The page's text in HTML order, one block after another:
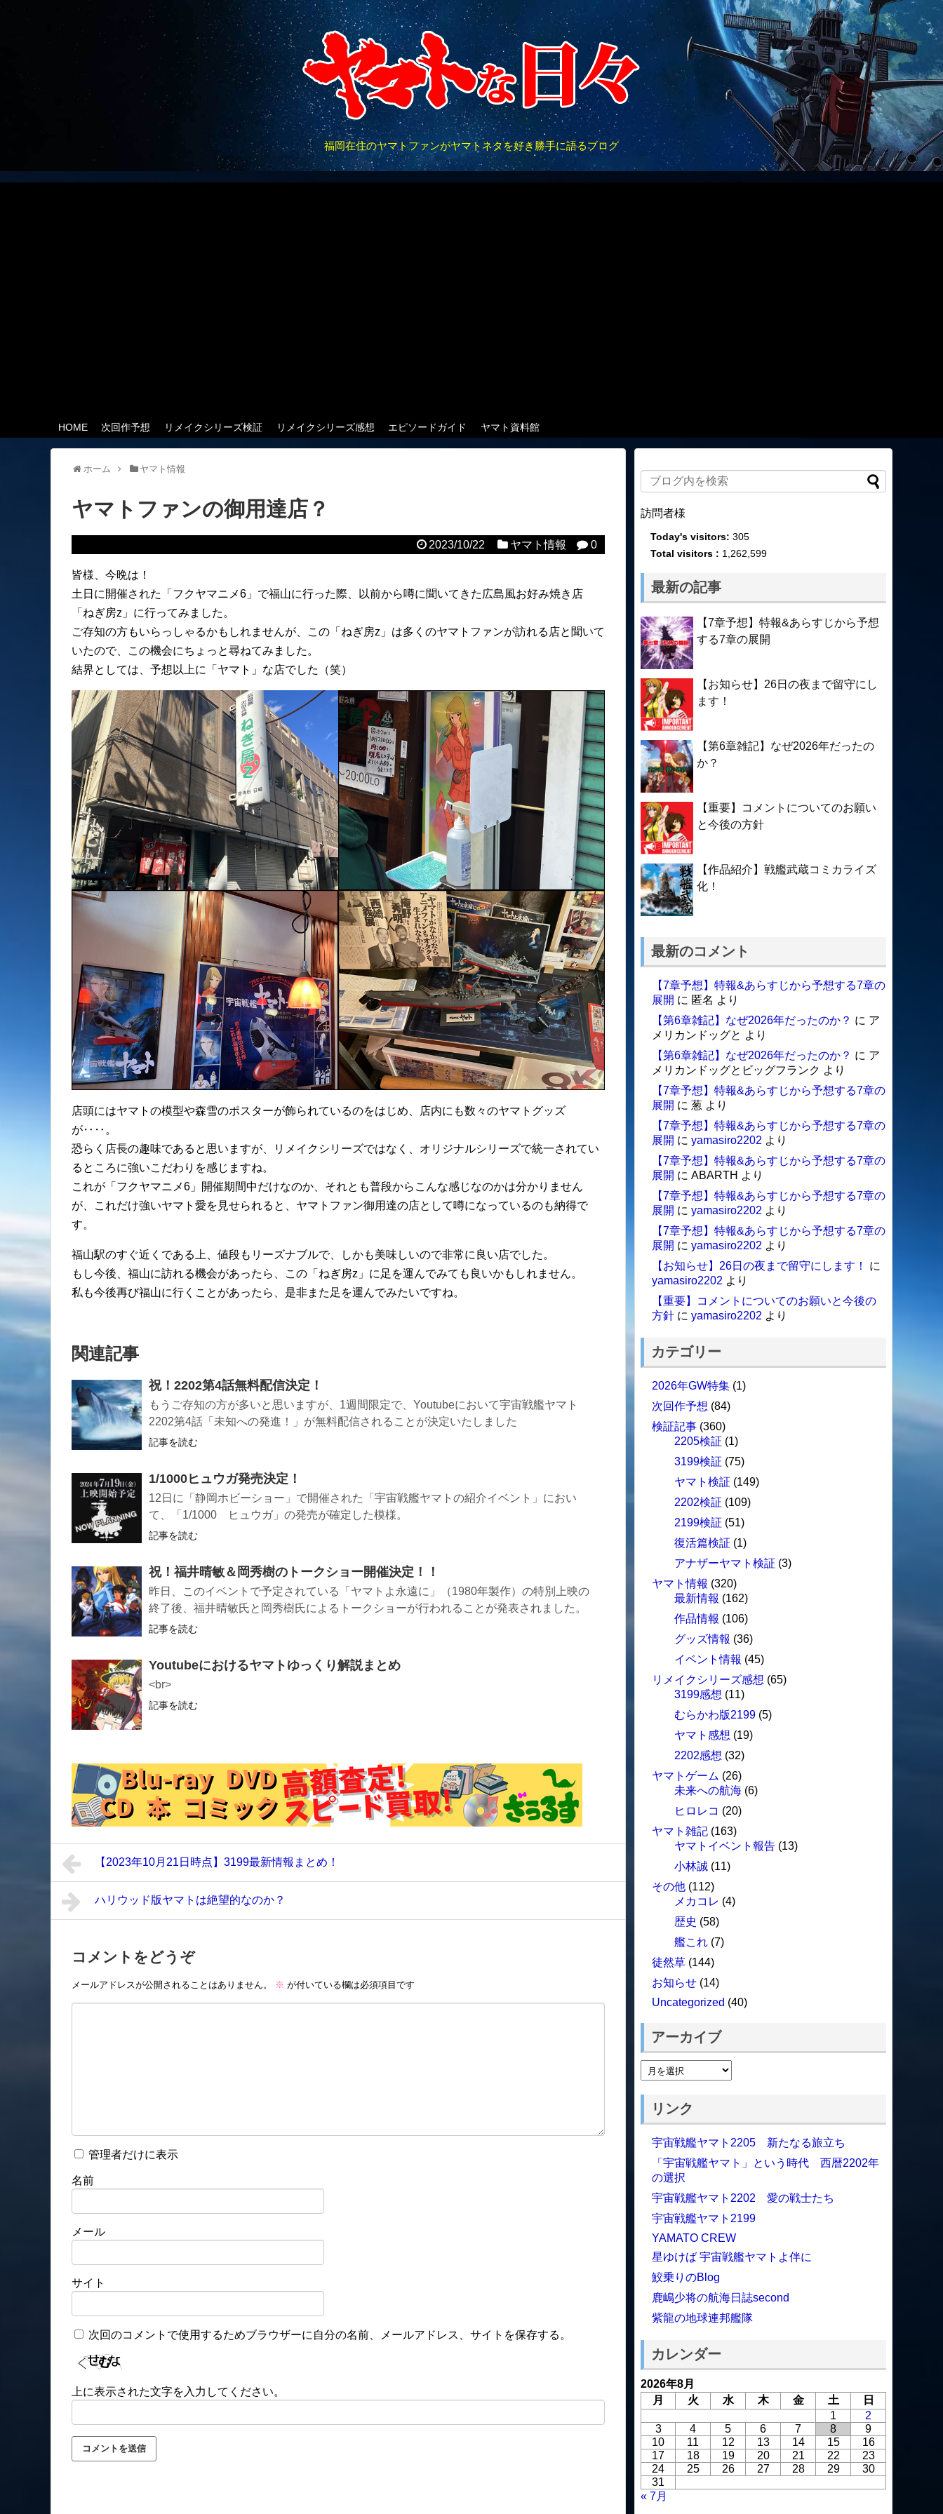
福岡在住のヤマトファンがヤマトネタを好き勝手に語るブログ
HOME 次回作予想 リメイクシリーズ検証 リメイクシリーズ感想 エピソードガイド ヤマト資料館
ホーム ヤマト情報
ヤマトファンの御用達店？
2023/10/22 ヤマト情報 0
皆様、今晩は！
土日に開催された「フクヤマニメ6」で福山に行った際、以前から噂に聞いてきた広島風お好み焼き店
「ねぎ房z」に行ってみました。
ご存知の方もいらっしゃるかもしれませんが、この「ねぎ房z」は多くのヤマトファンが訪れる店と聞いて
いたので、この機会にちょっと尋ねてみました。
結界としては、予想以上に「ヤマト」な店でした（笑）
店頭にはヤマトの模型や森雪のポスターが飾られているのをはじめ、店内にも数々のヤマトグッズ
が‥‥。
恐らく店長の趣味であると思いますが、リメイクシリーズではなく、オリジナルシリーズで統一されてい
るところに強いこだわりを感じますね。
これが「フクヤマニメ6」開催期間中だけなのか、それとも普段からこんな感じなのかは分かりません
が、これだけ強いヤマト愛を見せられると、ヤマトファン御用達の店として噂になっているのも納得で
す。
福山駅のすぐ近くである上、値段もリーズナブルで、しかも美味しいので非常に良い店でした。
もし今後、福山に訪れる機会があったら、この「ねぎ房z」に足を運んでみても良いかもしれません。
私も今後再び福山に行くことがあったら、是非また足を運んでみたいですね。
関連記事
祝！2202第4話無料配信決定！
もうご存知の方が多いと思いますが、1週間限定で、Youtubeにおいて宇宙戦艦ヤマト
2202第4話「未知への発進！」が無料配信されることが決定いたしました
記事を読む
1/1000ヒュウガ発売決定！
12日に「静岡ホビーショー」で開催された「宇宙戦艦ヤマトの紹介イベント」におい
て、「1/1000 ヒュウガ」の発売が確定した模様。
記事を読む
祝！福井晴敏＆岡秀樹のトークショー開催決定！！
昨日、このイベントで予定されている「ヤマトよ永遠に」（1980年製作）の特別上映の
終了後、福井晴敏氏と岡秀樹氏によるトークショーが行われることが発表されました。
記事を読む
Youtubeにおけるヤマトゆっくり解説まとめ
<br>
記事を読む
【2023年10月21日時点】3199最新情報まとめ！
ハリウッド版ヤマトは絶望的なのか？
コメントをどうぞ
メールアドレスが公開されることはありません。 ※ が付いている欄は必須項目です
管理者だけに表示
名前
メール
サイト
次回のコメントで使用するためブラウザーに自分の名前、メールアドレス、サイトを保存する。
上に表示された文字を入力してください。
訪問者様
Today's visitors: 305
Total visitors : 1,262,599
最新の記事
【7章予想】特報&あらすじから予想
する7章の展開
【お知らせ】26日の夜まで留守にし
ます！
【第6章雑記】なぜ2026年だったの
か？
【重要】コメントについてのお願い
と今後の方針
【作品紹介】戦艦武蔵コミカライズ
化！
最新のコメント
【7章予想】特報&あらすじから予想する7章の
展開 に 匿名 より
【第6章雑記】なぜ2026年だったのか？ に ア
メリカンドッグと より
【第6章雑記】なぜ2026年だったのか？ に ア
メリカンドッグとビッグフランク より
【7章予想】特報&あらすじから予想する7章の
展開 に 葱 より
【7章予想】特報&あらすじから予想する7章の
展開 に yamasiro2202 より
【7章予想】特報&あらすじから予想する7章の
展開 に ABARTH より
【7章予想】特報&あらすじから予想する7章の
展開 に yamasiro2202 より
【7章予想】特報&あらすじから予想する7章の
展開 に yamasiro2202 より
【お知らせ】26日の夜まで留守にします！
に
yamasiro2202 より
【重要】コメントについてのお願いと今後の
方針 に yamasiro2202 より
カテゴリー
2026年GW特集 (1)
次回作予想 (84)
検証記事 (360)
2205検証 (1)
3199検証 (75)
ヤマト検証 (149)
2202検証 (109)
2199検証 (51)
復活篇検証 (1)
アナザーヤマト検証 (3)
ヤマト情報 (320)
最新情報 (162)
作品情報 (106)
グッズ情報 (36)
イベント情報 (45)
リメイクシリーズ感想 (65)
3199感想 (11)
むらかわ版2199 (5)
ヤマト感想 (19)
2202感想 (32)
ヤマトゲーム (26)
未来への航海 (6)
ヒロレコ (20)
ヤマト雑記 (163)
ヤマトイベント報告 (13)
小林誠 (11)
その他 (112)
メカコレ (4)
歴史 (58)
艦これ (7)
徒然草 (144)
お知らせ (14)
Uncategorized (40)
アーカイブ
リンク
宇宙戦艦ヤマト2205 新たなる旅立ち
「宇宙戦艦ヤマト」という時代 西暦2202年
の選択
宇宙戦艦ヤマト2202 愛の戦士たち
宇宙戦艦ヤマト2199
YAMATO CREW
星ゆけば 宇宙戦艦ヤマトよ伴に
鮫乗りのBlog
鹿嶋少将の航海日誌second
紫龍の地球連邦艦隊
カレンダー
2026年8月
月
火 水 木 金 土
日
1
2
3
4 5 6 7 8
9
10
11 12 13 14 15
16
17
18 19 20 21 22
23
24
25 26 27 28 29
30
31
« 7月